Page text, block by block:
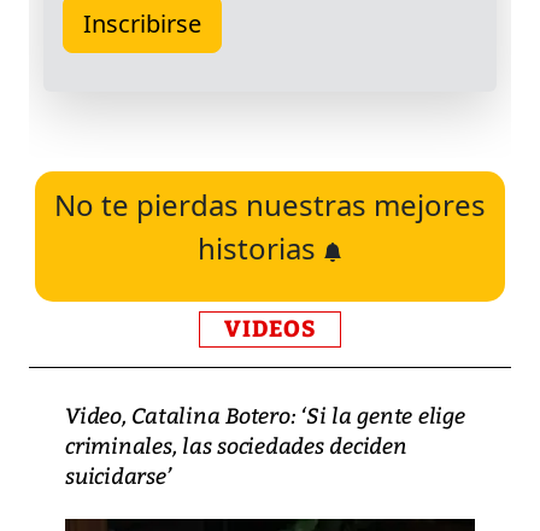
No te pierdas nuestras mejores
historias
VIDEOS
Video, Catalina Botero: ‘Si la gente elige
criminales, las sociedades deciden
suicidarse’